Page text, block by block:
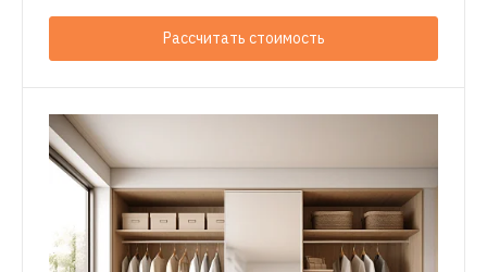
Рассчитать стоимость